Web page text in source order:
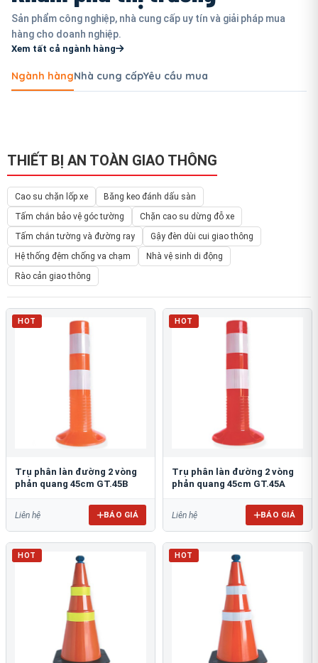
Sản phẩm công nghiệp, nhà cung cấp uy tín và giải pháp mua
hàng cho doanh nghiệp.
Xem tất cả ngành hàng
Ngành hàngNhà cung cấpYêu cầu mua
THIẾT BỊ AN TOÀN GIAO THÔNG
Cao su chặn lốp xe
Băng keo đánh dấu sàn
Tấm chắn bảo vệ góc tường
Chặn cao su dừng đỗ xe
Tấm chắn tường và đường ray
Gậy đèn dùi cui giao thông
Hệ thống đệm chống va chạm
Nhà vệ sinh di động
Rào cản giao thông
HOT
Trụ phân làn đường 2 vòng
phản quang 45cm GT.45B
Liên hệ BÁO GIÁ
HOT
Trụ phân làn đường 2 vòng
phản quang 45cm GT.45A
Liên hệ BÁO GIÁ
HOT HOT